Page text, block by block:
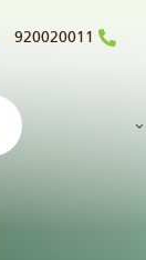
920020011